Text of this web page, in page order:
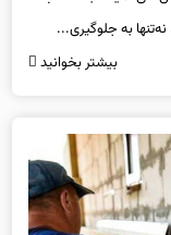
به جلوگیری...
بیشتر بخوانید